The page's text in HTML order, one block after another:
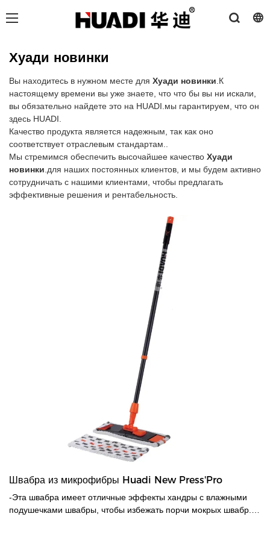
Хуади новинки
Вы находитесь в нужном месте для Хуади новинки.К
настоящему времени вы уже знаете, что что бы вы ни искали,
вы обязательно найдете это на HUADI.мы гарантируем, что он
здесь HUADI.
Качество продукта является надежным, так как оно
соответствует отраслевым стандартам..
Мы стремимся обеспечить высочайшее качество Хуади
новинки.для наших постоянных клиентов, и мы будем активно
сотрудничать с нашими клиентами, чтобы предлагать
эффективные решения и рентабельность.
Швабра из микрофибры Huadi New Press'Pro
-Эта швабра имеет отличные эффекты хандры с влажными
подушечками швабры, чтобы избежать порчи мокрых швабр.-